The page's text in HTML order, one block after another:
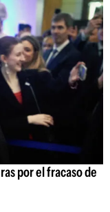
por el fracaso de